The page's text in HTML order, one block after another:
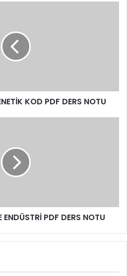
KOD PDF DERS NOTU
PDF DERS NOTU